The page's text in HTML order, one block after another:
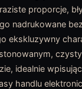
proporcje,
nadrukowane
ekskluzywny
idealnie
handlu